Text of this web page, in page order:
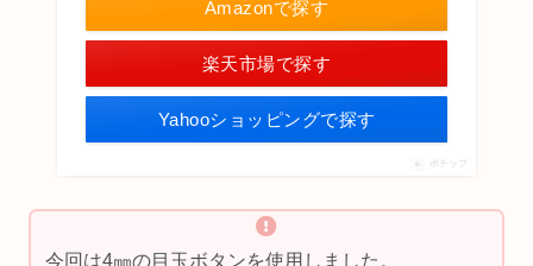
Amazonで探す
楽天市場で探す
Yahooショッピングで探す
ポチップ
今回は4㎜の目玉ボタンを使用しました。